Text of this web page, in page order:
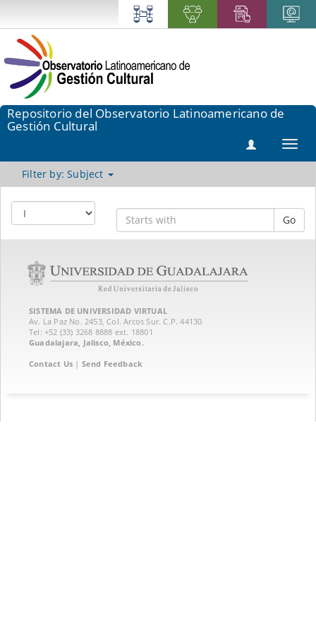
Repositorio del Observatorio Latinoamericano de
Gestión Cultural
Filter by: Subject
Go
SISTEMA DE UNIVERSIDAD VIRTUAL
Av. La Paz No. 2453, Col. Arcos Sur. C.P. 44130
Tel: +52 (33) 3268 8888‏ ext. 18801
Guadalajara, Jalisco, México.
Contact Us | Send Feedback